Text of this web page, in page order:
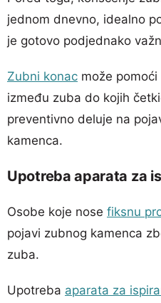
jednom dnevno, idealno
je gotovo podjednako
Zubni konac može
između zuba do kojih
preventivno deluje na
kamenca.
Upotreba aparata za
Osobe koje nose fiksnu
pojavi zubnog kamenca
zuba.
Upotreba aparata za